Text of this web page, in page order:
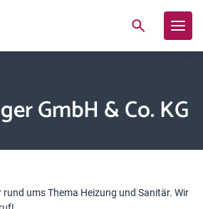
GmbH & Co. KG
ums Thema Heizung und Sanitär. Wir